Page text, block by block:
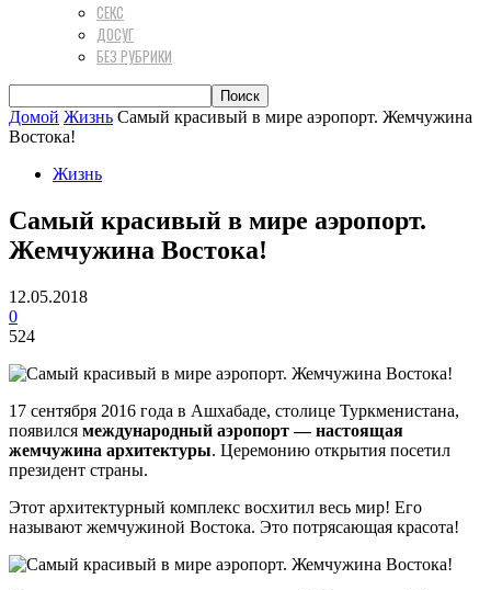
СЕКС
ДОСУГ
БЕЗ РУБРИКИ
Домой Жизнь Самый красивый в мире аэропорт. Жемчужина
Востока!
Жизнь
Самый красивый в мире аэропорт.
Жемчужина Востока!
12.05.2018
0
524
17 сентября 2016 года в Ашхабаде, столице Туркменистана,
появился международный аэропорт — настоящая
жемчужина архитектуры. Церемонию открытия посетил
президент страны.
Этот архитектурный комплекс восхитил весь мир! Его
называют жемчужиной Востока. Это потрясающая красота!